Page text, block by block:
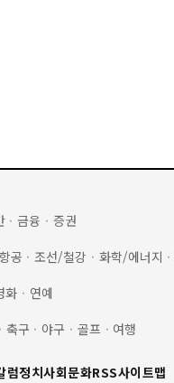
· 금융 · 증권
공 · 조선/철강 · 화학/에너지 ·
화 · 연예
· 축구 · 야구 · 골프 · 여행
럼정치사회문화RSS사이트맵